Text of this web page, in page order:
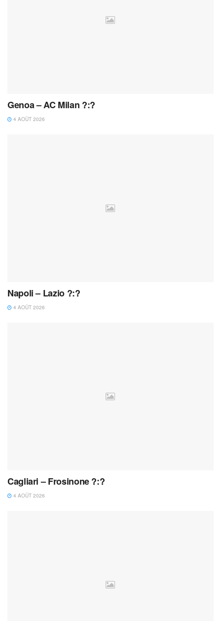
Genoa – AC Milan ?:?
4 AOÛT 2026
Napoli – Lazio ?:?
4 AOÛT 2026
Cagliari – Frosinone ?:?
4 AOÛT 2026